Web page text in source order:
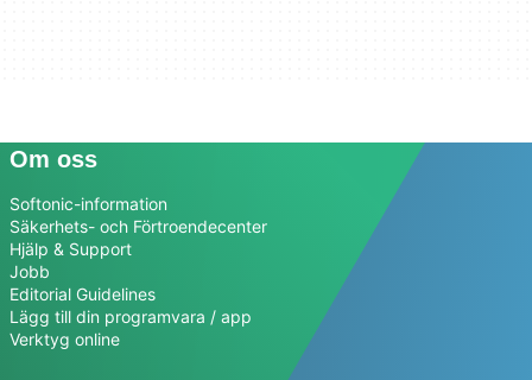
Om oss
Softonic-information
Säkerhets- och Förtroendecenter
Hjälp & Support
Jobb
Editorial Guidelines
Lägg till din programvara / app
Verktyg online